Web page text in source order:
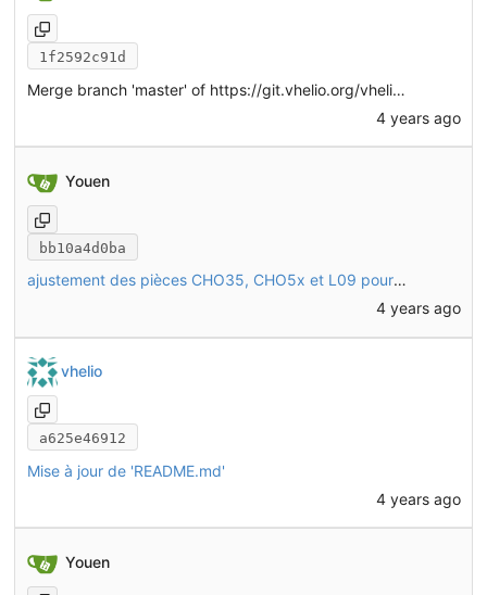
1f2592c91d
Merge branch 'master' of https://git.vhelio.org/vhelio/vheliotech-freecad
4 years ago
Youen
bb10a4d0ba
ajustement des pièces CHO35, CHO5x et L09 pour qu'elles arrivent toutes exactement en contact les unes avec les autres
4 years ago
vhelio
a625e46912
Mise à jour de 'README.md'
4 years ago
Youen